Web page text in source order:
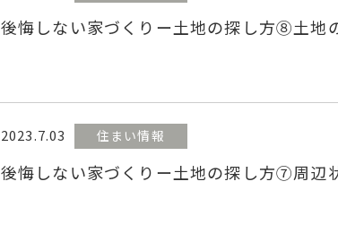
後悔しない家づくりー土地の探し方⑧土地
2023.7.03 住まい情報
後悔しない家づくりー土地の探し方⑦周辺